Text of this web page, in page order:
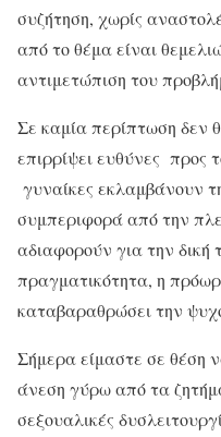
συζήτηση, χωρίς
από το θέμα είναι
αντιμετώπιση του
Σε καμία περίπτωση δεν
επιρρίψει ευθύνες προς
γυναίκες εκλαμβάνουν
συμπεριφορά από την
αδιαφορούν για την δική
πραγματικότητα, η
καταβαραθρώσει την
Σήμερα είμαστε σε θέση
άνεση γύρω από τα
σεξουαλικές